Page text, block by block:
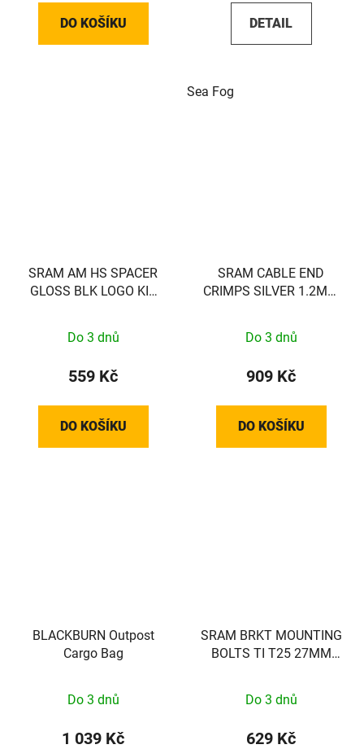
DO KOŠÍKU DETAIL
Sea Fog
SRAM AM HS SPACER
GLOSS BLK LOGO KIT
Do 3 dnů
559 Kč
DO KOŠÍKU
SRAM CABLE END
CRIMPS SILVER 1.2MM
Do 3 dnů
909 Kč
DO KOŠÍKU
BLACKBURN Outpost
Cargo Bag
Do 3 dnů
1 039 Kč
SRAM BRKT MOUNTING
BOLTS TI T25 27MM
Do 3 dnů
629 Kč